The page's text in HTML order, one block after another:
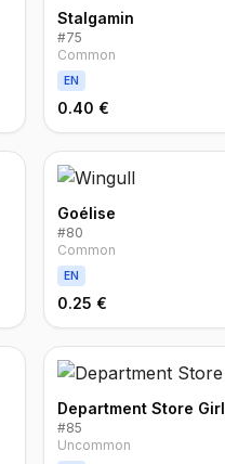
Stalgamin
#75
Common
EN
0.40 €
Goélise
#80
Common
EN
0.25 €
Department Store Girl
#85
Uncommon